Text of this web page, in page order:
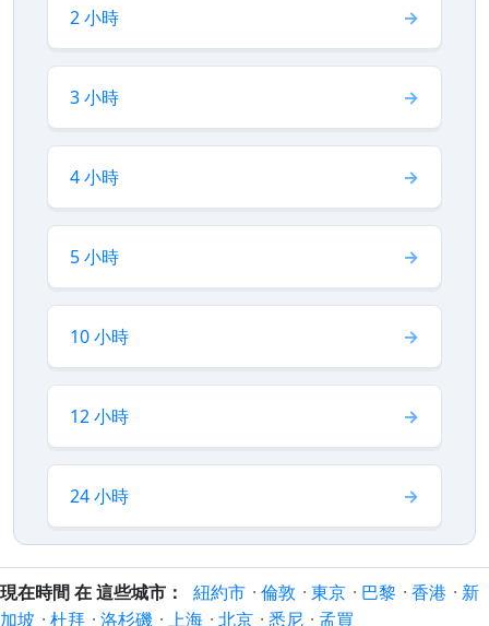
2 小時
3 小時
4 小時
5 小時
10 小時
12 小時
24 小時
現在時間 在 這些城市： 紐約市 · 倫敦 · 東京 · 巴黎 · 香港 · 新
加坡 · 杜拜 · 洛杉磯 · 上海 · 北京 · 悉尼 · 孟買